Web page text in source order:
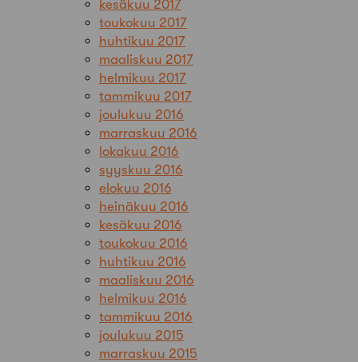
kesäkuu 2017
toukokuu 2017
huhtikuu 2017
maaliskuu 2017
helmikuu 2017
tammikuu 2017
joulukuu 2016
marraskuu 2016
lokakuu 2016
syyskuu 2016
elokuu 2016
heinäkuu 2016
kesäkuu 2016
toukokuu 2016
huhtikuu 2016
maaliskuu 2016
helmikuu 2016
tammikuu 2016
joulukuu 2015
marraskuu 2015